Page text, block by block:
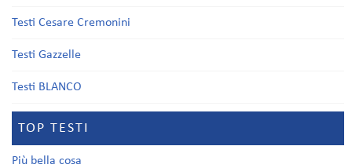
Testi Cesare Cremonini
Testi Gazzelle
Testi BLANCO
TOP TESTI
Più bella cosa